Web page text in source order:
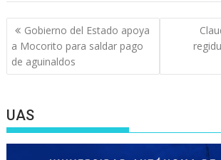
Navegación
de
entradas
Gobierno del Estado apoya
a Mocorito para saldar pago
de aguinaldos
UAS